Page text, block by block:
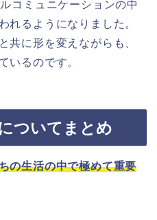
コミュニケーションの中
れるようになりました。
共に形を変えながらも、
いるのです。
ついてまとめ
の生活の中で極めて重要